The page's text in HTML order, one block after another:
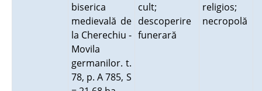
biserica
medievală de
la Cherechiu -
Movila
germanilor. t.
78, p. A 785, S
cult;
descoperire
funerară
religios;
necropolă